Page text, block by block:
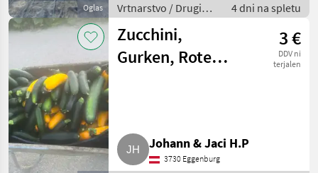
Oglas
Vrtnarstvo / Drugi
stroji za vrtnarstvo
4 dni na spletu
Zucchini,
Gurken, Rote
3 €
DDV ni
terjalen
Johann & Jaci H.P
3730 Eggenburg